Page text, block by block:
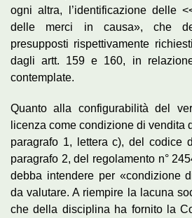
ogni altra, l’identificazione delle
delle merci in causa», che
presupposti rispettivamente
dagli artt. 159 e 160, in
contemplate.
Quanto alla configurabilità del
licenza come condizione di vendita
paragrafo 1, lettera c), del codice
paragrafo 2, del regolamento n°
debba intendere per «condizione
da valutare. A riempire la lacuna
che della disciplina ha fornito la